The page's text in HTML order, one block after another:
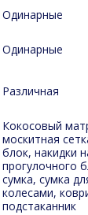
Одинарные
Одинарные
Различная
Кокосовый
москитная
блок, накидки
прогулочного
сумка, сумка
колесами,
подстаканник